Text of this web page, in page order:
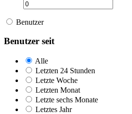
Benutzer
Benutzer seit
Alle
Letzten 24 Stunden
Letzte Woche
Letzten Monat
Letzte sechs Monate
Letztes Jahr